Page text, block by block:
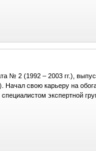
№ 2 (1992 – 2003 гг.),
Начал свою карьеру на
экспертной